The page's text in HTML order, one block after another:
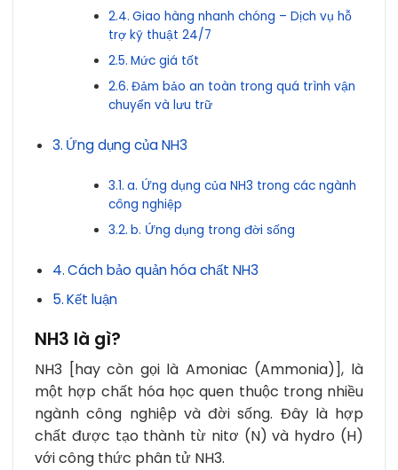
Giao hàng nhanh chóng – Dịch vụ hỗ
trợ kỹ thuật 24/7
Mức giá tốt
Đảm bảo an toàn trong quá trình vận
chuyển và lưu trữ
Ứng dụng của NH3
a. Ứng dụng của NH3 trong các ngành
công nghiệp
b. Ứng dụng trong đời sống
Cách bảo quản hóa chất NH3
Kết luận
NH3 là gì?
NH3 [hay còn gọi là Amoniac (Ammonia)], là
một hợp chất hóa học quen thuộc trong nhiều
ngành công nghiệp và đời sống. Đây là hợp
chất được tạo thành từ nitơ (N) và hydro (H)
với công thức phân tử NH3.